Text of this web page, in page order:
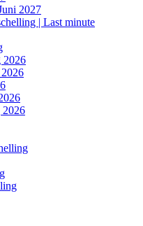
2027
| Last minute
2026
2026